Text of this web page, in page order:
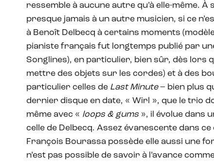
ressemble à aucune autre qu’à elle-même.
presque jamais à un autre musicien, si ce
à Benoît Delbecq à certains moments
pianiste français fut longtemps publié par
Songlines), en particulier, bien sûr, dès lors
mettre des objets sur les cordes) et à des
particulier celles de Last Minute– bien plus
dernier disque en date, « Wirl », que le trio
même avec « loops & gums», il évolue dans
celle de Delbecq. Assez évanescente dans
François Bourassa possède elle aussi une
n’est pas possible de savoir à l’avance